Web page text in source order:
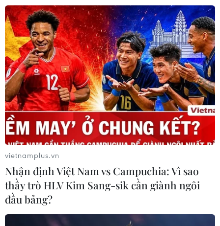
#Bóng đá #Giải cứu đội bóng
#Đội bóng thiếu niên
#Hang Tham Luang
#Mắc kẹt
#tin tức mới nhất trong ngày
#tin tức thời sự
#tin tức hot
#VietnamPlus Thái Lan
vietnamplus.vn
Nhận định Việt Nam vs Campuchia: Vì sao
thầy trò HLV Kim Sang-sik cần giành ngôi
đầu bảng?